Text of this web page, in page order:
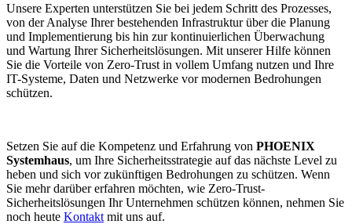
Unsere Experten unterstützen Sie bei jedem Schritt des Prozesses,
von der Analyse Ihrer bestehenden Infrastruktur über die Planung
und Implementierung bis hin zur kontinuierlichen Überwachung
und Wartung Ihrer Sicherheitslösungen. Mit unserer Hilfe können
Sie die Vorteile von Zero-Trust in vollem Umfang nutzen und Ihre
IT-Systeme, Daten und Netzwerke vor modernen Bedrohungen
schützen.
Setzen Sie auf die Kompetenz und Erfahrung von PHOENIX
Systemhaus, um Ihre Sicherheitsstrategie auf das nächste Level zu
heben und sich vor zukünftigen Bedrohungen zu schützen. Wenn
Sie mehr darüber erfahren möchten, wie Zero-Trust-
Sicherheitslösungen Ihr Unternehmen schützen können, nehmen Sie
noch heute Kontakt mit uns auf.